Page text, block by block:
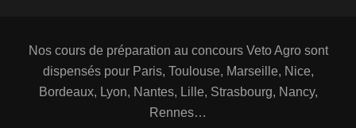
Nos cours de préparation au concours Veto Agro sont
dispensés pour Paris, Toulouse, Marseille, Nice,
Bordeaux, Lyon, Nantes, Lille, Strasbourg, Nancy,
Rennes…